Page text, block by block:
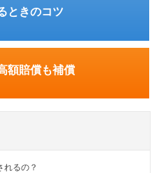
ときのコツ
額賠償も補償
れるの？